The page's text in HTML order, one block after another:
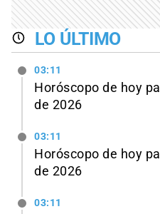
LO ÚLTIMO
03:11
Horóscopo de hoy
de 2026
03:11
Horóscopo de hoy
de 2026
03:11